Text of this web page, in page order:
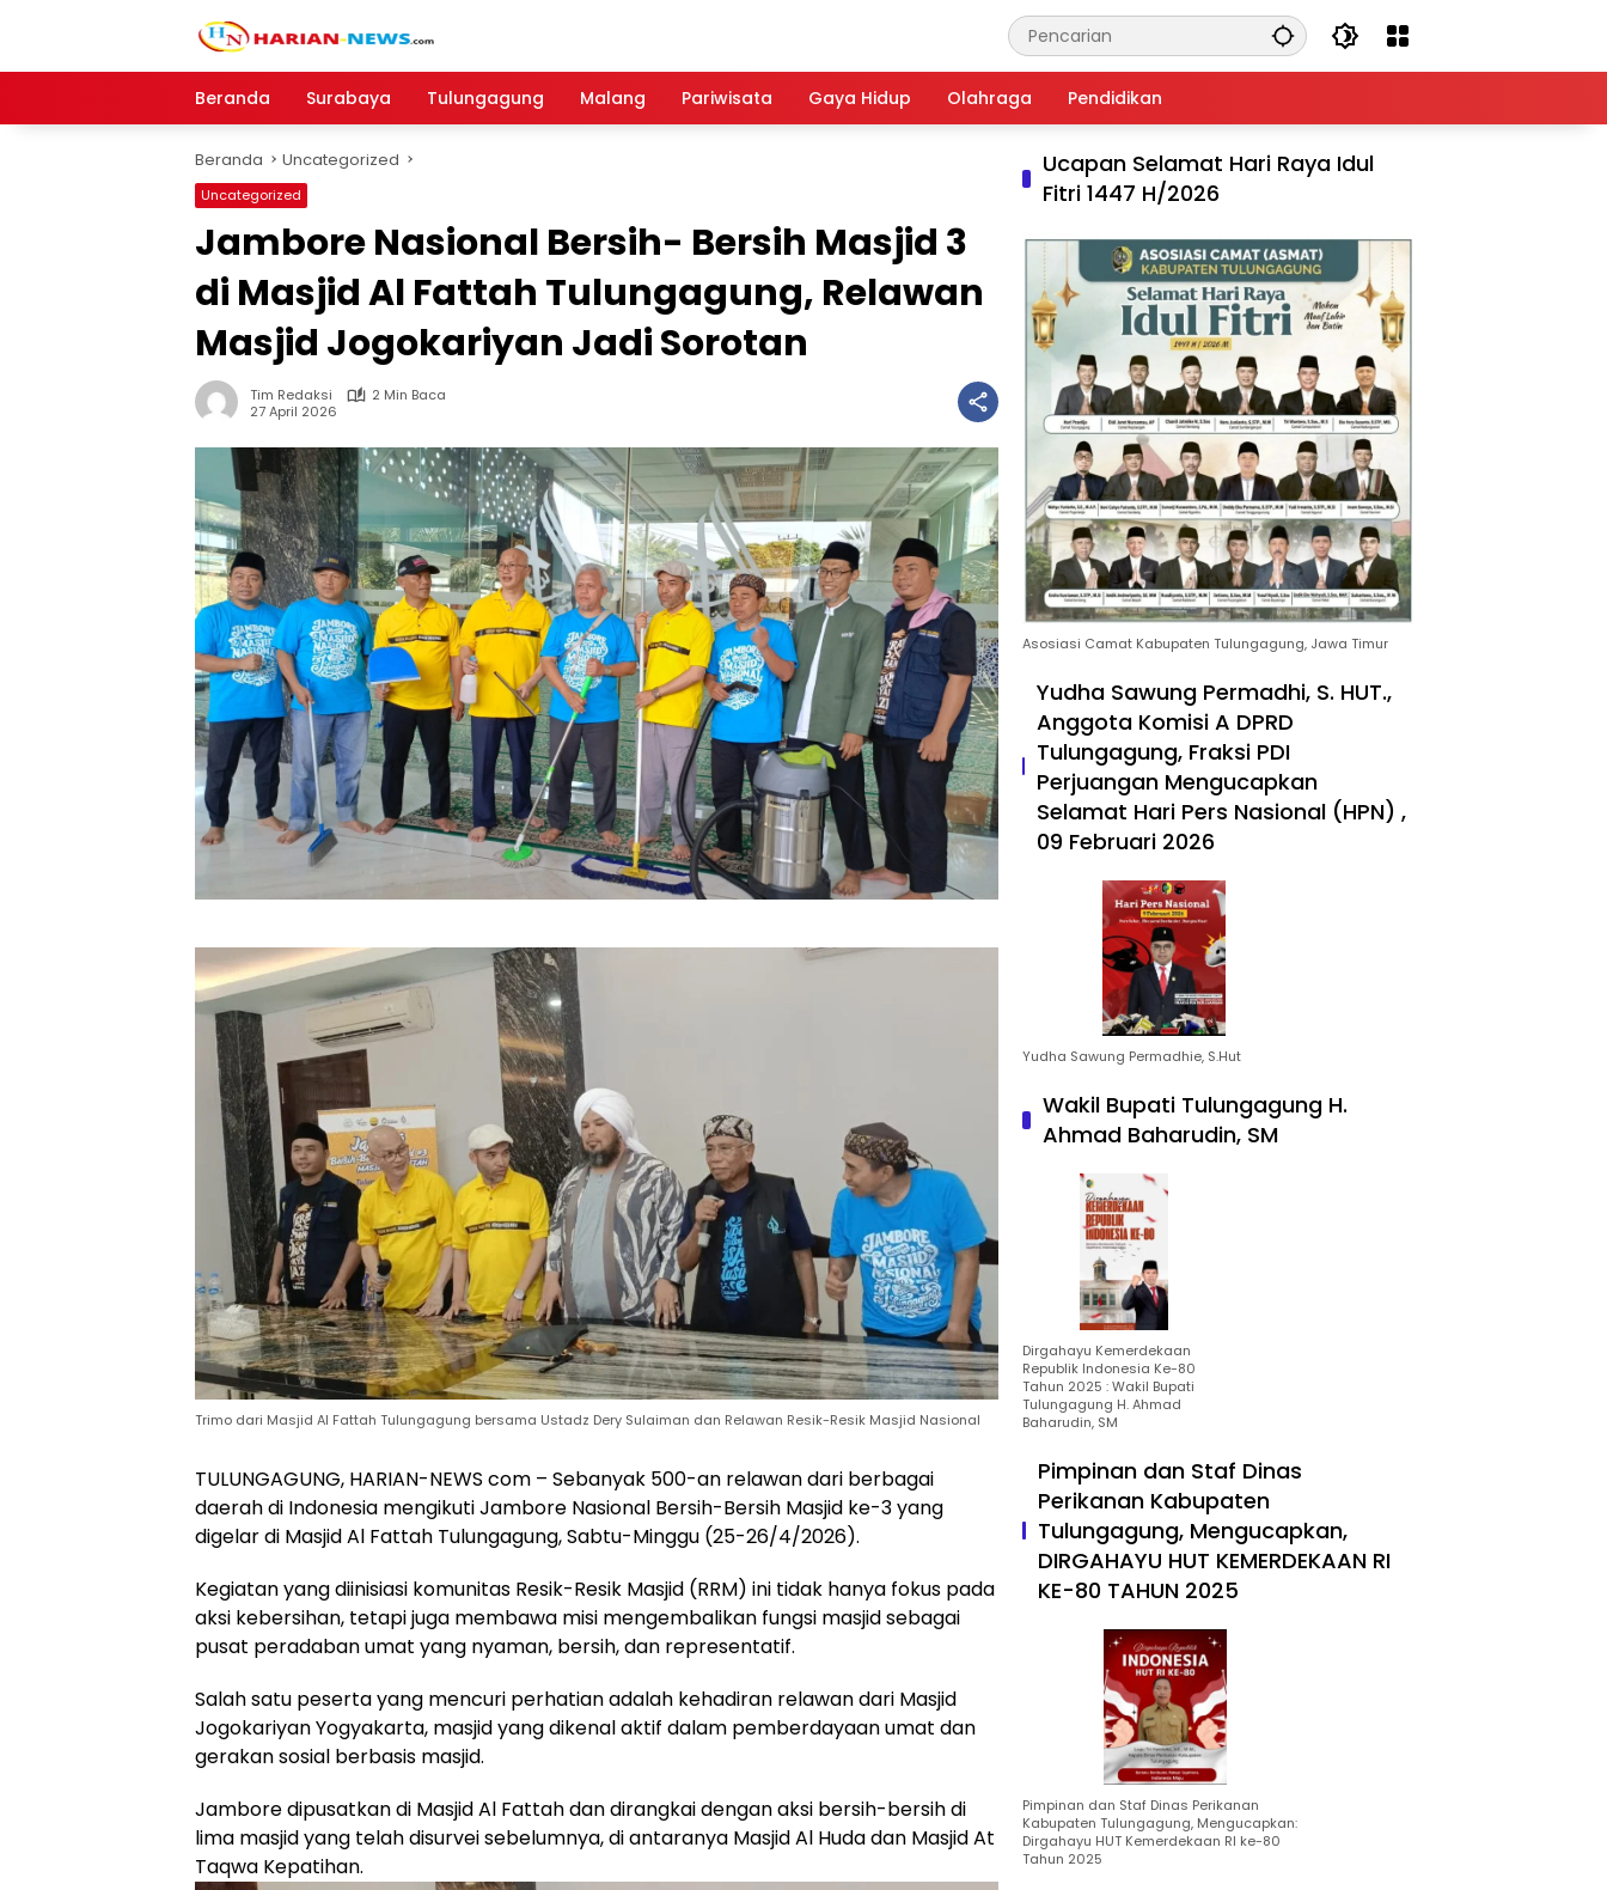
Beranda
Surabaya Tulungagung Malang Pariwisata Gaya Hidup Olahraga Pendidikan
Beranda Uncategorized
Uncategorized
Jambore Nasional Bersih- Bersih Masjid 3
di Masjid Al Fattah Tulungagung, Relawan
Masjid Jogokariyan Jadi Sorotan
Tim Redaksi
2 Min Baca
27 April 2026
Trimo dari Masjid Al Fattah Tulungagung bersama Ustadz Dery Sulaiman dan Relawan Resik-Resik Masjid Nasional
TULUNGAGUNG, HARIAN-NEWS com – Sebanyak 500-an relawan dari berbagai
daerah di Indonesia mengikuti Jambore Nasional Bersih-Bersih Masjid ke-3 yang
digelar di Masjid Al Fattah Tulungagung, Sabtu-Minggu (25-26/4/2026).
Kegiatan yang diinisiasi komunitas Resik-Resik Masjid (RRM) ini tidak hanya fokus pada
aksi kebersihan, tetapi juga membawa misi mengembalikan fungsi masjid sebagai
pusat peradaban umat yang nyaman, bersih, dan representatif.
Salah satu peserta yang mencuri perhatian adalah kehadiran relawan dari Masjid
Jogokariyan Yogyakarta, masjid yang dikenal aktif dalam pemberdayaan umat dan
gerakan sosial berbasis masjid.
Jambore dipusatkan di Masjid Al Fattah dan dirangkai dengan aksi bersih-bersih di
lima masjid yang telah disurvei sebelumnya, di antaranya Masjid Al Huda dan Masjid At
Taqwa Kepatihan.
Ucapan Selamat Hari Raya Idul
Fitri 1447 H/2026
Asosiasi Camat Kabupaten Tulungagung, Jawa Timur
Yudha Sawung Permadhi, S. HUT.,
Anggota Komisi A DPRD
Tulungagung, Fraksi PDI
Perjuangan Mengucapkan
Selamat Hari Pers Nasional (HPN) ,
09 Februari 2026
Yudha Sawung Permadhie, S.Hut
Wakil Bupati Tulungagung H.
Ahmad Baharudin, SM
Dirgahayu Kemerdekaan
Republik Indonesia Ke-80
Tahun 2025 : Wakil Bupati
Tulungagung H. Ahmad
Baharudin, SM
Pimpinan dan Staf Dinas
Perikanan Kabupaten
Tulungagung, Mengucapkan,
DIRGAHAYU HUT KEMERDEKAAN RI
KE-80 TAHUN 2025
Pimpinan dan Staf Dinas Perikanan
Kabupaten Tulungagung, Mengucapkan:
Dirgahayu HUT Kemerdekaan RI ke-80
Tahun 2025